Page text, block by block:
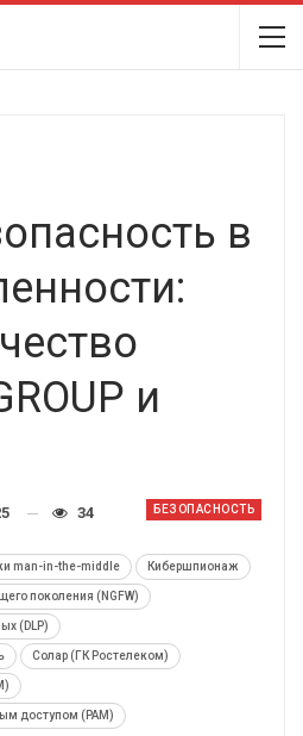
в
и
БЕЗОПАСНОСТЬ
34
man-in-the-middle Кибершпионаж
поколения (NGFW)
(DLP)
Солар (ГК Ростелеком)
доступом (PAM)